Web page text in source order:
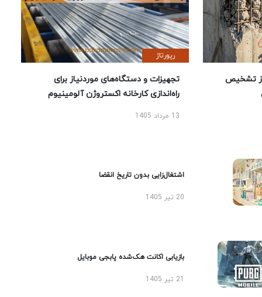
تشخیص
رپورتاژ
تجهیزات و دستگاه‌های موردنیاز برای
راه‌اندازی کارخانه اکستروژن آلومینیوم
13 مرداد 1405
اشتغال‌زایی بدون تاریخ انقضا
20 تیر 1405
بازیابی اکانت هک‌شده پابجی موبایل